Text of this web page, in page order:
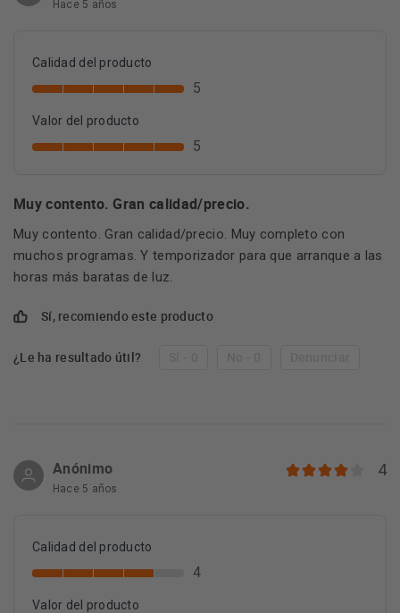
Hace 5 años
Calidad del producto
5
Valor del producto
5
Muy contento. Gran calidad/precio.
Muy contento. Gran calidad/precio. Muy completo con
muchos programas. Y temporizador para que arranque a las
horas más baratas de luz.
Sí, recomiendo este producto
¿Le ha resultado útil?
Anónimo
Hace 5 años
4
Calidad del producto
4
Valor del producto